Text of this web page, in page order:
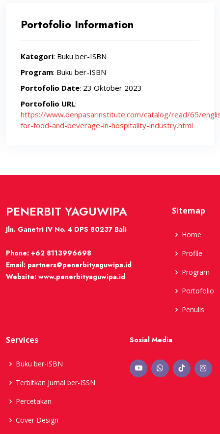
Portofolio Information
Kategori: Buku ber-ISBN
Program: Buku ber-ISBN
Portofolio Date: 23 Oktober 2023
Portofolio URL:
https://www.denpasarinstitute.com/catalog/read/65/
for-food-and-beverage-in-hospitality-industry.html
PENERBIT YAGUWIPA
Jln. Ganetri IV No. 4 DPS 80237 Bali
Phone: +62 8113996698
Email: partners@penerbityaguwipa.id
Website: www.penerbityaguwipa.id
Sitemap
Home
Profile
Program
Portofolio
Penulis
Services
Buku ber-ISBN
Terbitkan Jurnal ber-ISSN
Percetakan
Cover Design
Sosial Media